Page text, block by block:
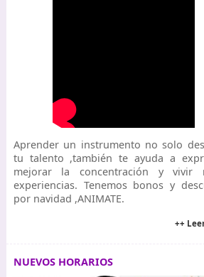
Aprender un instrumento no solo
tu talento ,también te ayuda a
mejorar la concentración y vivir
experiencias. Tenemos bonos y
por navidad ,ANIMATE.
++
NUEVOS HORARIOS